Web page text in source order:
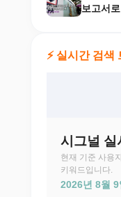
보고서
⚡ 실시간 검색